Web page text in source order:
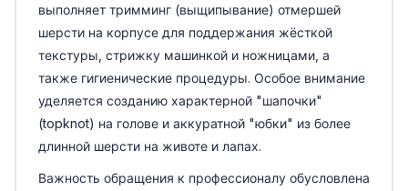
выполняет тримминг (выщипывание) отмершей
шерсти на корпусе для поддержания жёсткой
текстуры, стрижку машинкой и ножницами, а
также гигиенические процедуры. Особое внимание
уделяется созданию характерной "шапочки"
(topknot) на голове и аккуратной "юбки" из более
длинной шерсти на животе и лапах.
Важность обращения к профессионалу обусловлена